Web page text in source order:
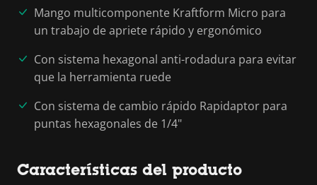
Mango multicomponente Kraftform Micro para
un trabajo de apriete rápido y ergonómico
Con sistema hexagonal anti-rodadura para evitar
que la herramienta ruede
Con sistema de cambio rápido Rapidaptor para
puntas hexagonales de 1/4"
Características del producto